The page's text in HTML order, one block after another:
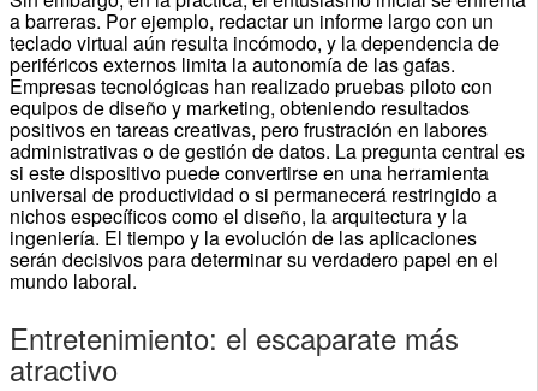
a barreras. Por ejemplo, redactar un informe largo con un
teclado virtual aún resulta incómodo, y la dependencia de
periféricos externos limita la autonomía de las gafas.
Empresas tecnológicas han realizado pruebas piloto con
equipos de diseño y marketing, obteniendo resultados
positivos en tareas creativas, pero frustración en labores
administrativas o de gestión de datos. La pregunta central es
si este dispositivo puede convertirse en una herramienta
universal de productividad o si permanecerá restringido a
nichos específicos como el diseño, la arquitectura y la
ingeniería. El tiempo y la evolución de las aplicaciones
serán decisivos para determinar su verdadero papel en el
mundo laboral.
Entretenimiento: el escaparate más
atractivo